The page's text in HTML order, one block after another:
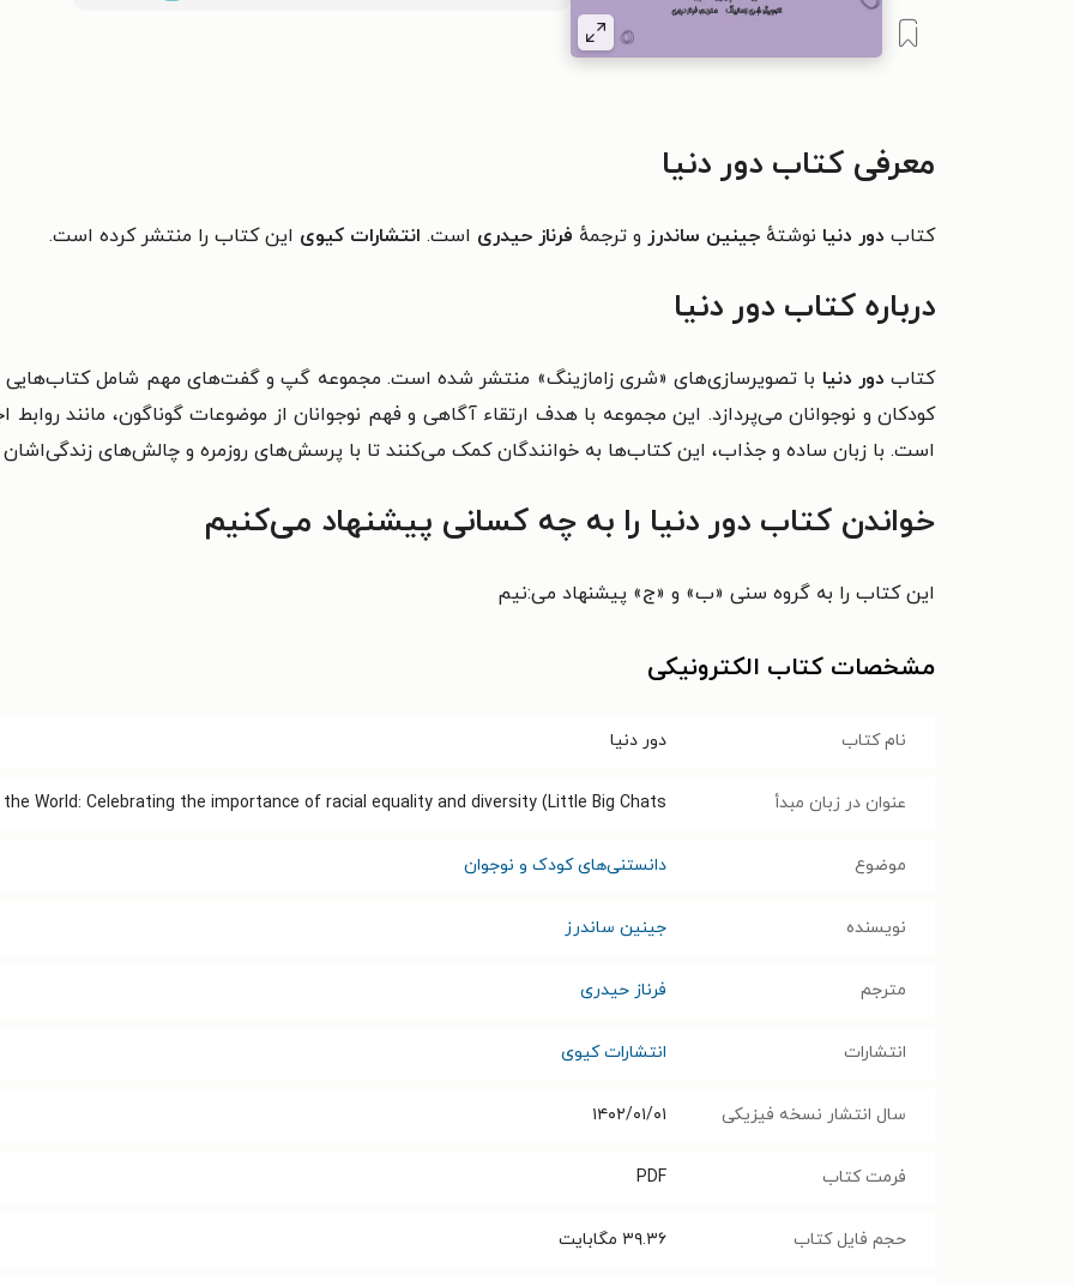
معرفی کتاب دور دنیا
کتاب دور دنیا نوشتهٔ جینین ساندرز و ترجمهٔ فرناز حیدری است. انتشارات کیوی این کتاب را منتشر کرده است.
درباره کتاب دور دنیا
کتاب دور دنیا با تصویرسازی‌های «شری زامازینگ» منتشر شده است. مجموعه گپ و گفت‌های مهم شامل
کودکان و نوجوانان می‌پردازد. این مجموعه با هدف ارتقاء آگاهی و فهم نوجوانان از موضوعات گوناگون، مانند
است. با زبان ساده و جذاب، این کتاب‌ها به خوانندگان کمک می‌کنند تا با پرسش‌های روزمره و چالش‌های
خواندن کتاب دور دنیا را به چه کسانی پیشنهاد می‌کنیم
این کتاب را به گروه سنی «ب» و «ج» پیشنهاد می‌:نیم
مشخصات کتاب الکترونیکی
نام کتاب دور دنیا
عنوان در زبان مبدأ the World: Celebrating the importance of racial equality and diversity (Little Big Chats
موضوع دانستنی‌های کودک و نوجوان
نویسنده جینین ساندرز
مترجم فرناز حیدری
انتشارات انتشارات کیوی
سال انتشار نسخه فیزیکی ۱۴۰۲/۰۱/۰۱
فرمت کتاب PDF
حجم فایل کتاب ۳۹.۳۶ مگابایت